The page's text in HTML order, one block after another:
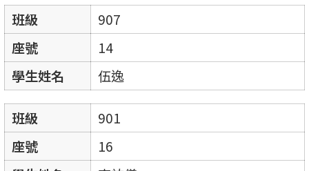
班級
907
座號
14
學生姓名
伍逸
班級
901
座號
16